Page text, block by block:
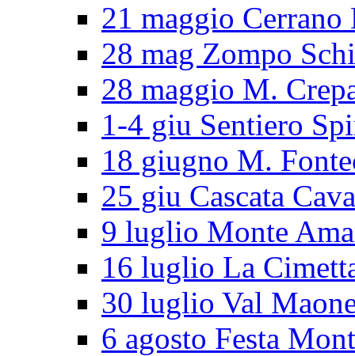
21 maggio
28 mag Zompo
28 maggio M.
1-4 giu Sentiero
18 giugno M.
25 giu Cascata
9 luglio Monte
16 luglio La
30 luglio Val
6 agosto Festa